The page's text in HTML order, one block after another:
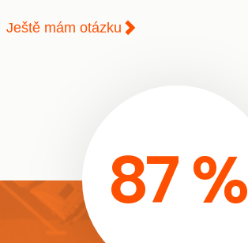
Ještě mám otázku
87 %